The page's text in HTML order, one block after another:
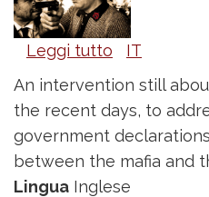
Leggi tutto su
State,
mafia
and
IT
An intervention still
the recent days, to
government
between the mafia and
Lingua Inglese